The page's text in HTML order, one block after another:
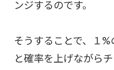
ンジするのです。
そうすることで、１
と確率を上げながら